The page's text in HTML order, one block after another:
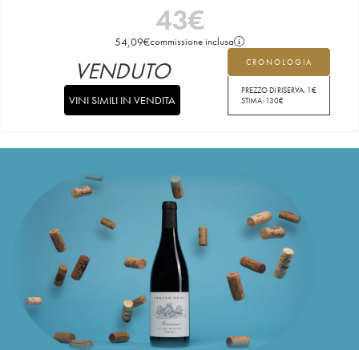
43€
54,09€commissione inclusa
CRONOLOGIA
PREZZO DI RISERVA: 1€
STIMA: 130€
VENDUTO
VINI SIMILI IN VENDITA